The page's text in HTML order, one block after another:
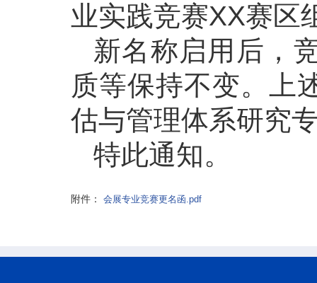
业实践竞赛XX赛区
新名称启用后，
质等保持不变。上
估与管理体系研究
特此通知。
附件： 会展专业竞赛更名函.pdf